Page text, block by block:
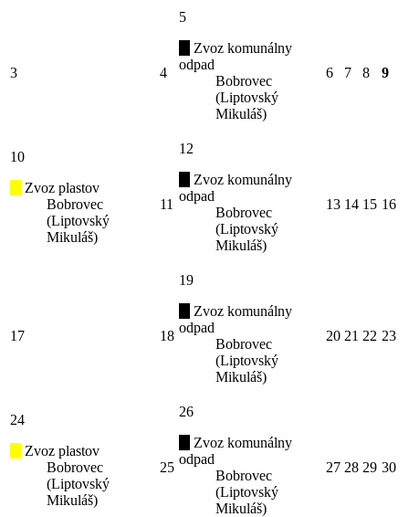
3 4
5
Zvoz komunálny
odpad
Bobrovec
(Liptovský
Mikuláš)
6 7 8 9
10
Zvoz plastov
Bobrovec
(Liptovský
Mikuláš)
11
12
Zvoz komunálny
odpad
Bobrovec
(Liptovský
Mikuláš)
13 14 15 16
17 18
19
Zvoz komunálny
odpad
Bobrovec
(Liptovský
Mikuláš)
20 21 22 23
24
Zvoz plastov
Bobrovec
(Liptovský
Mikuláš)
25
26
Zvoz komunálny
odpad
Bobrovec
(Liptovský
Mikuláš)
27 28 29 30